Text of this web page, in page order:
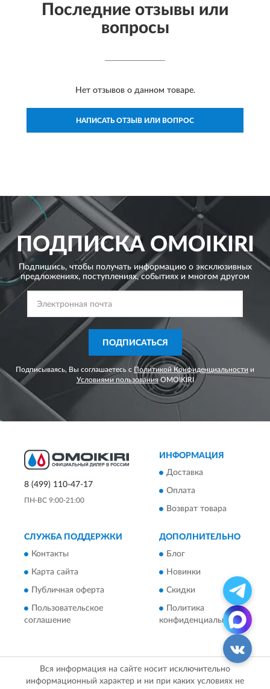
Последние отзывы или
вопросы
Нет отзывов о данном товаре.
НАПИСАТЬ ОТЗЫВ ИЛИ ВОПРОС
ПОДПИСКАOMOIKIRI
Подпишись, чтобы получать информацию о эксклюзивных
предложениях, поступлениях, событиях и многом другом
ПОДПИСАТЬСЯ
Подписываясь, Вы соглашаетесь с Политикой Конфиденциальности и
Условиями пользованияOMOIKIRI
8 (499) 110-47-17
ПН-ВС 9:00-21:00
ИНФОРМАЦИЯ
Доставка
Оплата
Возврат товара
СЛУЖБА ПОДДЕРЖКИ
Контакты
Карта сайта
Публичная оферта
Пользовательское
соглашение
ДОПОЛНИТЕЛЬНО
Блог
Новинки
Скидки
Политика
конфиденциальности
Вся информация на сайте носит исключительно
информационный характер и ни при каких условиях не